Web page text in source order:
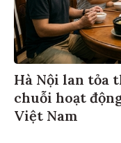
Hà Nội lan tỏa
chuỗi hoạt
Việt Nam